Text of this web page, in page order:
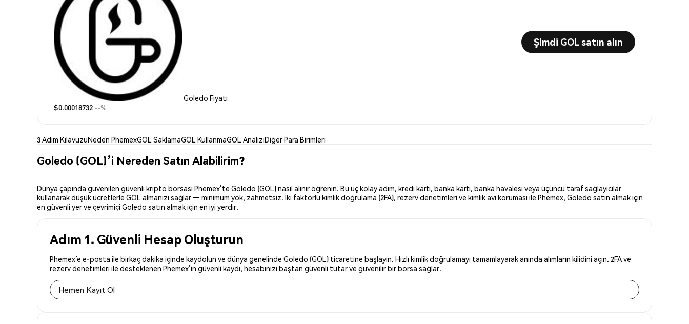
Goledo Fiyatı
$0.00018732 --%
Şimdi GOL satın alın
3 Adım KılavuzuNeden PhemexGOL SaklamaGOL KullanmaGOL AnaliziDiğer Para Birimleri
Goledo (GOL)’i Nereden Satın Alabilirim?
Dünya çapında güvenilen güvenli kripto borsası Phemex’te Goledo (GOL) nasıl alınır öğrenin. Bu üç kolay adım, kredi kartı, banka kartı, banka havalesi veya üçüncü taraf sağlayıcılar
kullanarak düşük ücretlerle GOL almanızı sağlar — minimum yok, zahmetsiz. İki faktörlü kimlik doğrulama (2FA), rezerv denetimleri ve kimlik avı koruması ile Phemex, Goledo satın almak için
en güvenli yer ve çevrimiçi Goledo satın almak için en iyi yerdir.
Adım 1. Güvenli Hesap Oluşturun
Phemex’e e-posta ile birkaç dakika içinde kaydolun ve dünya genelinde Goledo (GOL) ticaretine başlayın. Hızlı kimlik doğrulamayı tamamlayarak anında alımların kilidini açın. 2FA ve
rezerv denetimleri ile desteklenen Phemex’in güvenli kaydı, hesabınızı baştan güvenli tutar ve güvenilir bir borsa sağlar.
Hemen Kayıt Ol